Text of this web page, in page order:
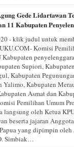
Gede Lidartawan
11 Kabupaten
- klik judul untuk
Komisi
Kabupaten
Supiori,
Kabupaten
Yalimo, Kabupaten
Asmat dan
Pemilihan Umum
langsung oleh Ketua
beserta jajaran
yang dipimpin
Simbiak…